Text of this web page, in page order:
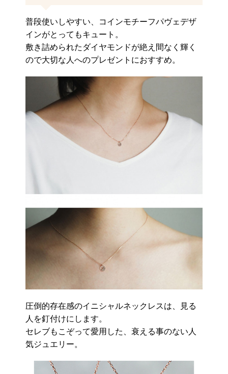
普段使いしやすい、コインモチーフパヴェデザ
インがとってもキュート。
敷き詰められたダイヤモンドが絶え間なく輝く
ので大切な人へのプレゼントにおすすめ。
圧倒的存在感のイニシャルネックレスは、見る
人を釘付けにします。
セレブもこぞって愛用した、衰える事のない人
気ジュエリー。